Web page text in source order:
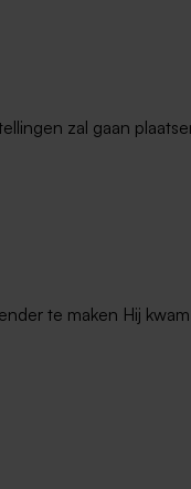
zal gaan
te maken Hij